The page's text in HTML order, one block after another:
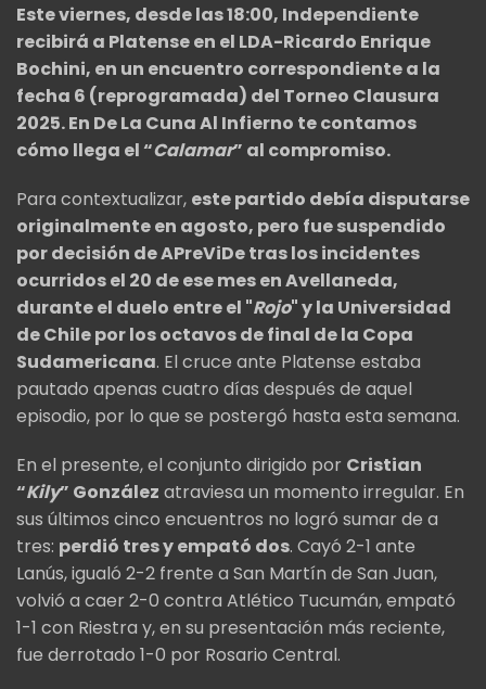
Este viernes, desde las 18:00, Independiente
recibirá a Platense en el LDA-Ricardo Enrique
Bochini, en un encuentro correspondiente a la
fecha 6 (reprogramada) del Torneo Clausura
2025. En De La Cuna Al Infierno te contamos
cómo llega el “Calamar” al compromiso.
Para contextualizar, este partido debía disputarse
originalmente en agosto, pero fue suspendido
por decisión de APreViDe tras los incidentes
ocurridos el 20 de ese mes en Avellaneda,
durante el duelo entre el "Rojo" y la Universidad
de Chile por los octavos de final de la Copa
Sudamericana. El cruce ante Platense estaba
pautado apenas cuatro días después de aquel
episodio, por lo que se postergó hasta esta semana.
En el presente, el conjunto dirigido por Cristian
“Kily” González atraviesa un momento irregular. En
sus últimos cinco encuentros no logró sumar de a
tres: perdió tres y empató dos. Cayó 2-1 ante
Lanús, igualó 2-2 frente a San Martín de San Juan,
volvió a caer 2-0 contra Atlético Tucumán, empató
1-1 con Riestra y, en su presentación más reciente,
fue derrotado 1-0 por Rosario Central.